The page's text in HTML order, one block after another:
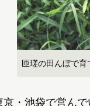
匝瑳の田んぼで
・池袋で営んで